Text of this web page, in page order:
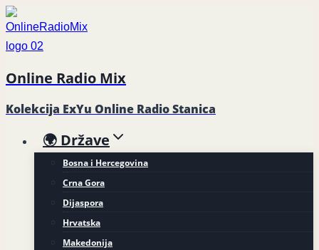
Skip
to
content
Online Radio Mix
Kolekcija ExYu Online Radio Stanica
🌍 Države
Bosna i Hercegovina
Crna Gora
Dijaspora
Hrvatska
Makedonija